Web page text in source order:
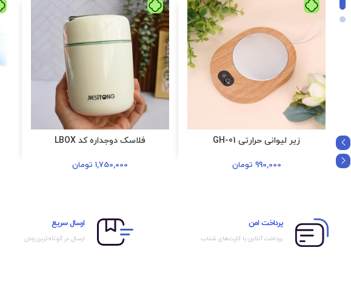
زیر لیوانی حرارتی GH-01
990,000 تومان
فلاسک دوجداره کد LBOX
1,750,000 تومان
پرداخت امن
پرداخت آنلاین با کارت‌های شتاب
ارسال سریع
ارسال در کوتاه‌ترین زمان